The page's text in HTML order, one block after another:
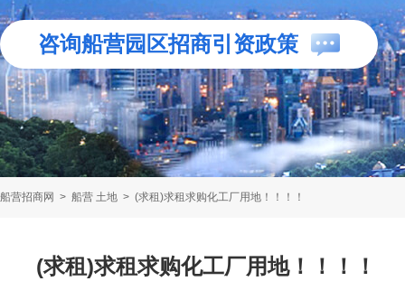
咨询船营园区招商引资政策
船营招商网 > 船营 土地 > (求租)求租求购化工厂用地！！！！
(求租)求租求购化工厂用地！！！！